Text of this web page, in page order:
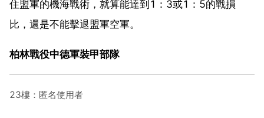
住盟軍的機海戰術，就算能達到1：3或1：5的戰損
比，還是不能擊退盟軍空軍。
柏林戰役中德軍裝甲部隊
23樓：匿名使用者